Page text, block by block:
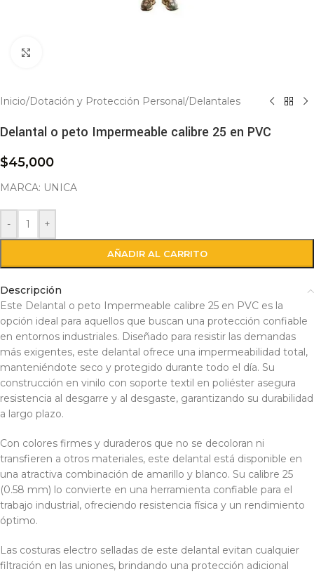
Inicio/Dotación y Protección Personal/Delantales
Delantal o peto Impermeable calibre 25 en PVC
$45,000
MARCA: UNICA
- +
AÑADIR AL CARRITO
Descripción
Este Delantal o peto Impermeable calibre 25 en PVC es la
opción ideal para aquellos que buscan una protección confiable
en entornos industriales. Diseñado para resistir las demandas
más exigentes, este delantal ofrece una impermeabilidad total,
manteniéndote seco y protegido durante todo el día. Su
construcción en vinilo con soporte textil en poliéster asegura
resistencia al desgarre y al desgaste, garantizando su durabilidad
a largo plazo.
Con colores firmes y duraderos que no se decoloran ni
transfieren a otros materiales, este delantal está disponible en
una atractiva combinación de amarillo y blanco. Su calibre 25
(0.58 mm) lo convierte en una herramienta confiable para el
trabajo industrial, ofreciendo resistencia física y un rendimiento
óptimo.
Las costuras electro selladas de este delantal evitan cualquier
filtración en las uniones, brindando una protección adicional